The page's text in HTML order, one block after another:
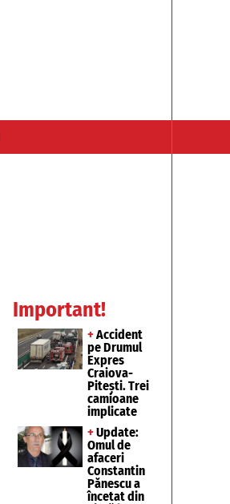
Important!
+ Accident
pe Drumul
Expres
Craiova-
Pitești. Trei
camioane
implicate
+ Update:
Omul de
afaceri
Constantin
Pănescu a
încetat din